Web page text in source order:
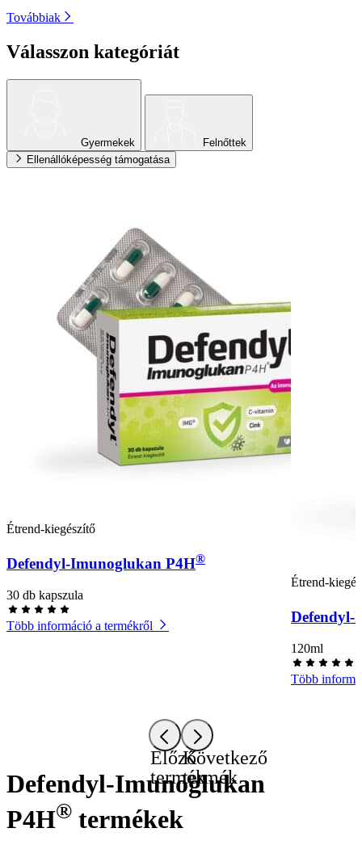
Továbbiak
Válasszon kategóriát
Gyermekek
Felnőttek
Ellenállóképesség támogatása
Étrend-kiegészítő
Defendyl-Imunoglukan P4H®
30 db kapszula
Több információ a termékről
Étrend-
Defendyl-
120ml
Több
Előző
termék
Következő
termék
Defendyl-Imunoglukan
P4H® termékek